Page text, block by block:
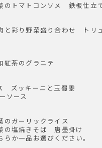
のトマトコンソメ 鉄板仕立
と彩り野菜盛り合わせ トリ
紅茶のグラニテ
ズッキーニと玉蜀黍
ソース
のガーリックライス
の塩焼きそば 唐墨掛け
か一品お選びください。